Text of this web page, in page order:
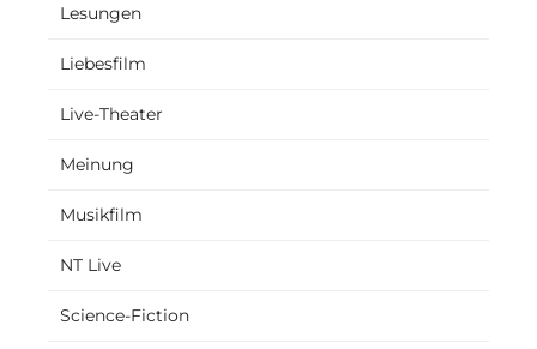
Lesungen
Liebesfilm
Live-Theater
Meinung
Musikfilm
NT Live
Science-Fiction